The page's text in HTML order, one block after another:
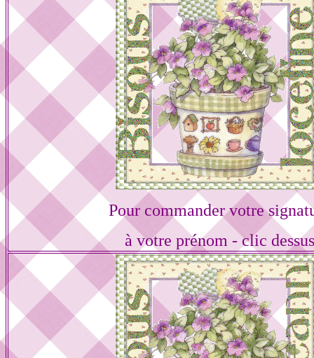
Pour commander votre
à votre prénom - clic dessus